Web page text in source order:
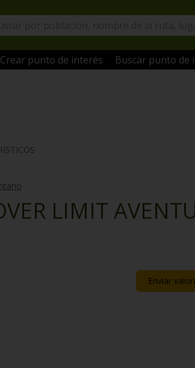
Crear punto de interés Buscar punto de
LIMIT
Enviar